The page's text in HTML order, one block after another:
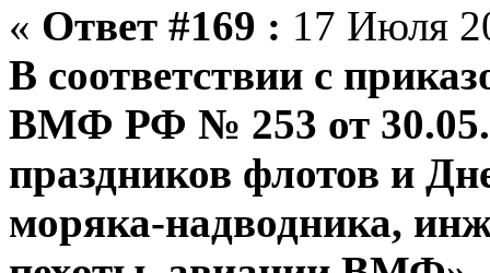
« Ответ #169 : 17 Июля
В соответствии с
ВМФ РФ № 253 от
праздников флотов и
моряка-надводника,